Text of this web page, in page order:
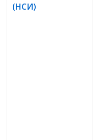
(НСИ)